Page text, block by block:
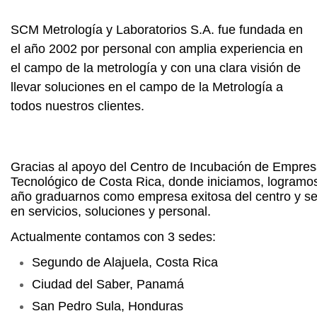
SCM Metrología y Laboratorios S.A. fue fundada en
el año 2002 por personal con amplia experiencia en
el campo de la metrología y con una clara visión de
llevar soluciones en el campo de la Metrología a
todos nuestros clientes.
Gracias al apoyo del Centro de Incubación de
Tecnológico de Costa Rica, donde iniciamos,
año graduarnos como empresa exitosa del centro y
en servicios, soluciones y personal.
Actualmente contamos con 3 sedes:
Segundo de Alajuela, Costa Rica
Ciudad del Saber, Panamá
San Pedro Sula, Honduras